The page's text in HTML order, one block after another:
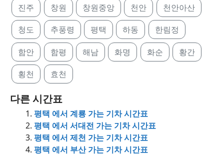
진주 창원 창원중앙 천안 천안아산
청도 추풍령 평택 하동 한림정
함안 함평 해남 화명 화순 황간
횡천 효천
다른 시간표
평택 에서 계룡 가는 기차 시간표
평택 에서 서대전 가는 기차 시간표
평택 에서 제천 가는 기차 시간표
평택 에서 부산 가는 기차 시간표